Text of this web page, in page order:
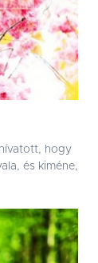
hogy
és kiméne,